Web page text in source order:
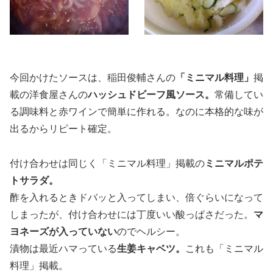
今回かけたソースは、稲田俊輔さんの 「ミニマル料理」 掲
載の洋食屋さんのハッシュドビーフ風ソース。 常備してい
る調味料と赤ワインで簡単に作れる。なのに本格的な味が
出るからリピート確定。
付け合わせは同じく「ミニマル料理」掲載のミニマルポテ
トサラダ。
酢を入れるときドバッと入ってしまい、倍ぐらいになって
しまったが、付け合わせには丁度いい酸っぱさだった。 マ
ヨネーズが入っていないのでヘルシー。
漬物は最近ハマっている生姜キャベツ。
これも「ミニマル
料理」掲載。